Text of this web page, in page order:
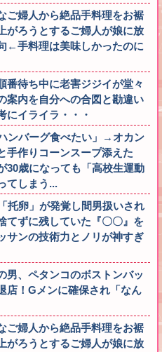
ご婦人から絶品手料理をお裾
がろうとするご婦人が娘に放
←手料理は美味しかったのに
番待ち中に老害ジジイが堂々
案内を自分への合図と勘違い
にイライラ・・・
ンバーグ食べたい」→オカン
手作りコーンスープ添えた
30歳になっても「高校生運動
てしまう...
托卵」が発覚し間男扱いされ
てずに残していた『〇〇』を
ンの技術力とノリが神すぎ
男、ペタンコのボストンバッ
店！Gメンに確保され「なん
ご婦人から絶品手料理をお裾
がろうとするご婦人が娘に放